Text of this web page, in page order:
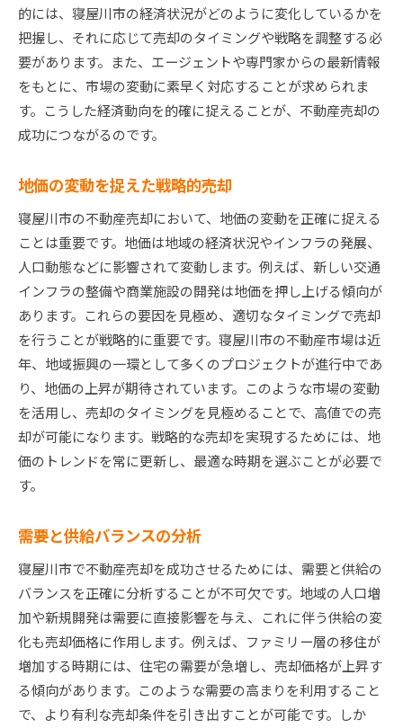
的には、寝屋川市の経済状況がどのように変化しているかを
把握し、それに応じて売却のタイミングや戦略を調整する必
要があります。また、エージェントや専門家からの最新情報
をもとに、市場の変動に素早く対応することが求められま
す。こうした経済動向を的確に捉えることが、不動産売却の
成功につながるのです。
地価の変動を捉えた戦略的売却
寝屋川市の不動産売却において、地価の変動を正確に捉える
ことは重要です。地価は地域の経済状況やインフラの発展、
人口動態などに影響されて変動します。例えば、新しい交通
インフラの整備や商業施設の開発は地価を押し上げる傾向が
あります。これらの要因を見極め、適切なタイミングで売却
を行うことが戦略的に重要です。寝屋川市の不動産市場は近
年、地域振興の一環として多くのプロジェクトが進行中であ
り、地価の上昇が期待されています。このような市場の変動
を活用し、売却のタイミングを見極めることで、高値での売
却が可能になります。戦略的な売却を実現するためには、地
価のトレンドを常に更新し、最適な時期を選ぶことが必要で
す。
需要と供給バランスの分析
寝屋川市で不動産売却を成功させるためには、需要と供給の
バランスを正確に分析することが不可欠です。地域の人口増
加や新規開発は需要に直接影響を与え、これに伴う供給の変
化も売却価格に作用します。例えば、ファミリー層の移住が
増加する時期には、住宅の需要が急増し、売却価格が上昇す
る傾向があります。このような需要の高まりを利用すること
で、より有利な売却条件を引き出すことが可能です。しか